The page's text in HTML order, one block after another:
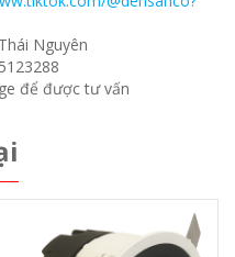
Nguyên
để được tư vấn